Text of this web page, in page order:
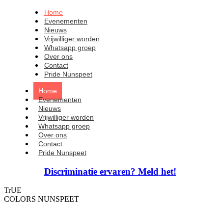
Home
Evenementen
Nieuws
Vrijwilliger worden
Whatsapp groep
Over ons
Contact
Pride Nunspeet
Home
Evenementen
Nieuws
Vrijwilliger worden
Whatsapp groep
Over ons
Contact
Pride Nunspeet
Discriminatie ervaren? Meld het!
TrUE
COLORS NUNSPEET